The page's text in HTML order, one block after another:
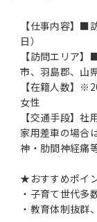
【仕事内容】■
日）
【訪問エリア
市、羽島郡、山
【在籍人数】
女性
【交通手段】
家用差車の場合
神・肋間神経痛
★おすすめポイ
・子育て世代多
・教育体制抜群